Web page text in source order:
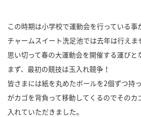
この時期は小学校で運動会を行っている事
チャームスイート洗足池では去年は行えま
思い切って春の大運動会を開催する運びと
まず、最初の競技は玉入れ競争！
皆さまには紙を丸めたボールを2個ずつ持
がカゴを背負って移動してくるのでそのカ
入れていただきました。